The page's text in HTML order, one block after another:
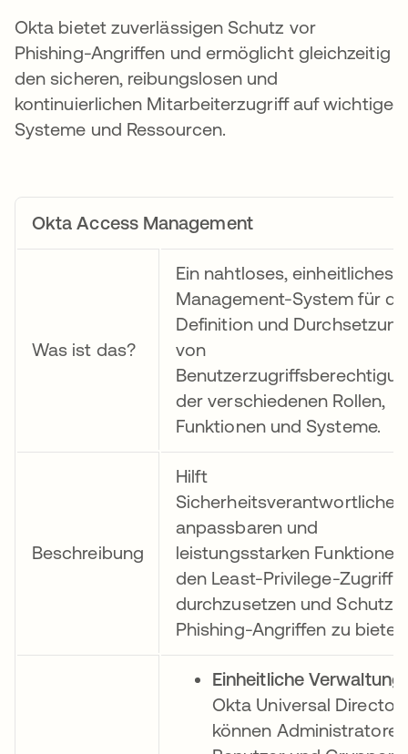
Okta bietet zuverlässigen Schutz vor
Phishing-Angriffen und ermöglicht gleichzeitig
den sicheren, reibungslosen und
kontinuierlichen Mitarbeiterzugriff auf wichtige
Systeme und Ressourcen.
Okta Access Management
Was ist das?
Ein nahtloses, einheitliches
Management-System für
Definition und Durchsetzung
von
der verschiedenen Rollen,
Funktionen und Systeme.
Beschreibung
Hilft
anpassbaren und
leistungsstarken Funktionen,
den Least-Privilege-Zugriff
durchzusetzen und Schutz
Phishing-Angriffen zu
Einheitliche Verwaltung:
Okta Universal
können Administratoren